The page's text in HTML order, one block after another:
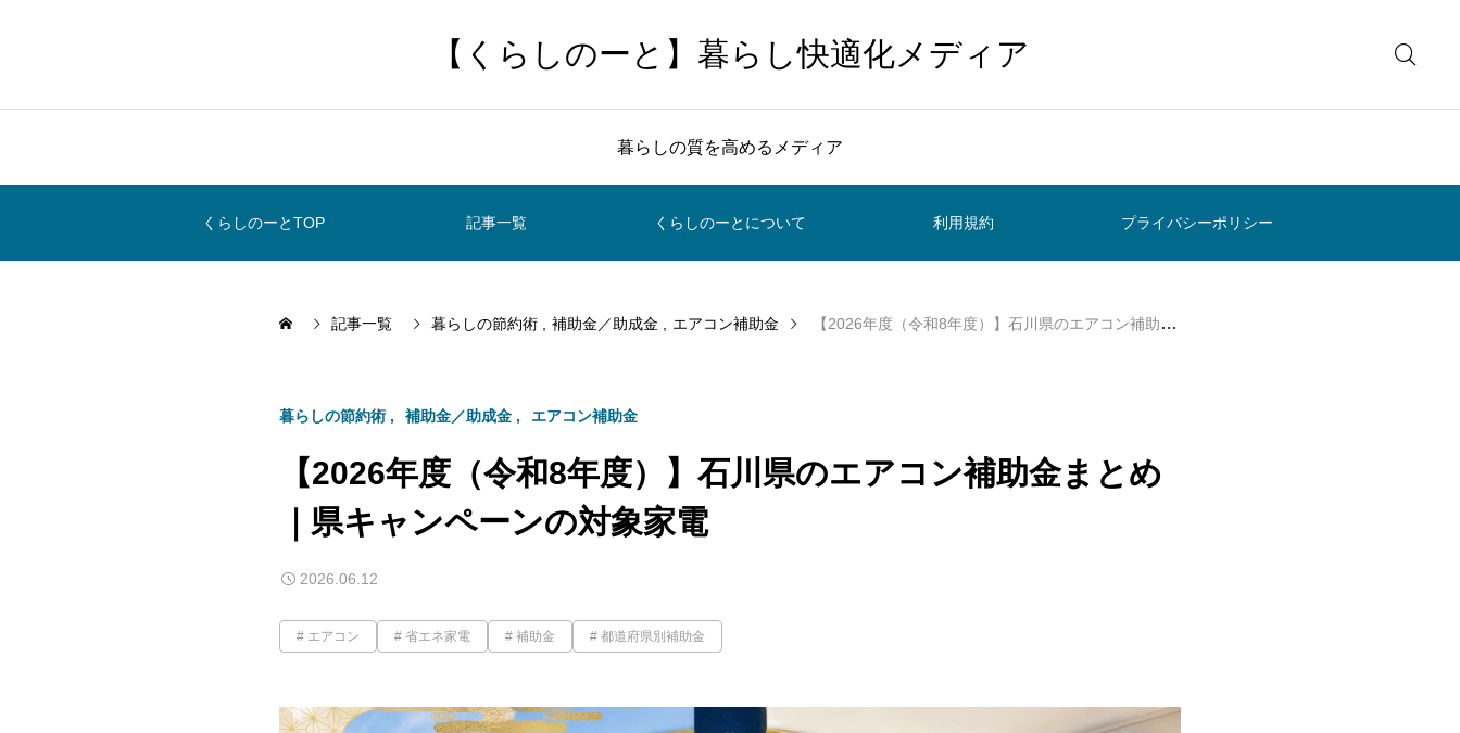
【くらしのーと】暮らし快適化メディア
暮らしの質を高めるメディア
くらしのーとTOP 記事一覧 くらしのーとについて 利用規約 プライバシーポリシー
記事一覧 暮らしの節約術 補助金／助成金 エアコン補助金 【2026年度（令和8年度）】石川県のエアコン補助金まとめ｜県キャンペーンの対象家電
暮らしの節約術 補助金／助成金 エアコン補助金
【2026年度（令和8年度）】石川県のエアコン補助金まとめ
｜県キャンペーンの対象家電
2026.06.12
エアコン 省エネ家電 補助金 都道府県別補助金